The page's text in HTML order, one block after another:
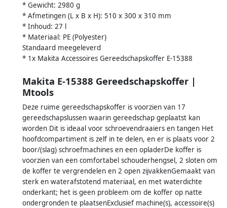
* Gewicht: 2980 g
* Afmetingen (L x B x H): 510 x 300 x 310 mm
* Inhoud: 27 l
* Materiaal: PE (Polyester)
Standaard meegeleverd
* 1x Makita Accessoires Gereedschapskoffer E-15388
Makita E-15388 Gereedschapskoffer |
Mtools
Deze ruime gereedschapskoffer is voorzien van 17
gereedschapslussen waarin gereedschap geplaatst kan
worden Dit is ideaal voor schroevendraaiers en tangen Het
hoofdcompartiment is zelf in te delen, en er is plaats voor 2
boor/(slag) schroefmachines en een opladerDe koffer is
voorzien van een comfortabel schouderhengsel, 2 sloten om
de koffer te vergrendelen en 2 open zijvakkenGemaakt van
sterk en waterafstotend materiaal, en met waterdichte
onderkant; het is geen probleem om de koffer op natte
ondergronden te plaatsenExclusief machine(s), accessoire(s)